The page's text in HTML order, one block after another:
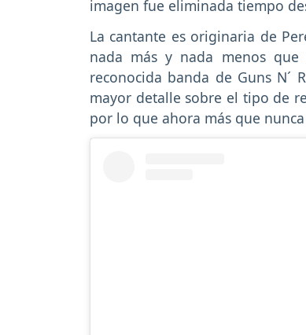
imagen fue eliminada tiempo
La cantante es originaria de
nada más y nada menos
reconocida banda de Guns N´
mayor detalle sobre el tipo de
por lo que ahora más que